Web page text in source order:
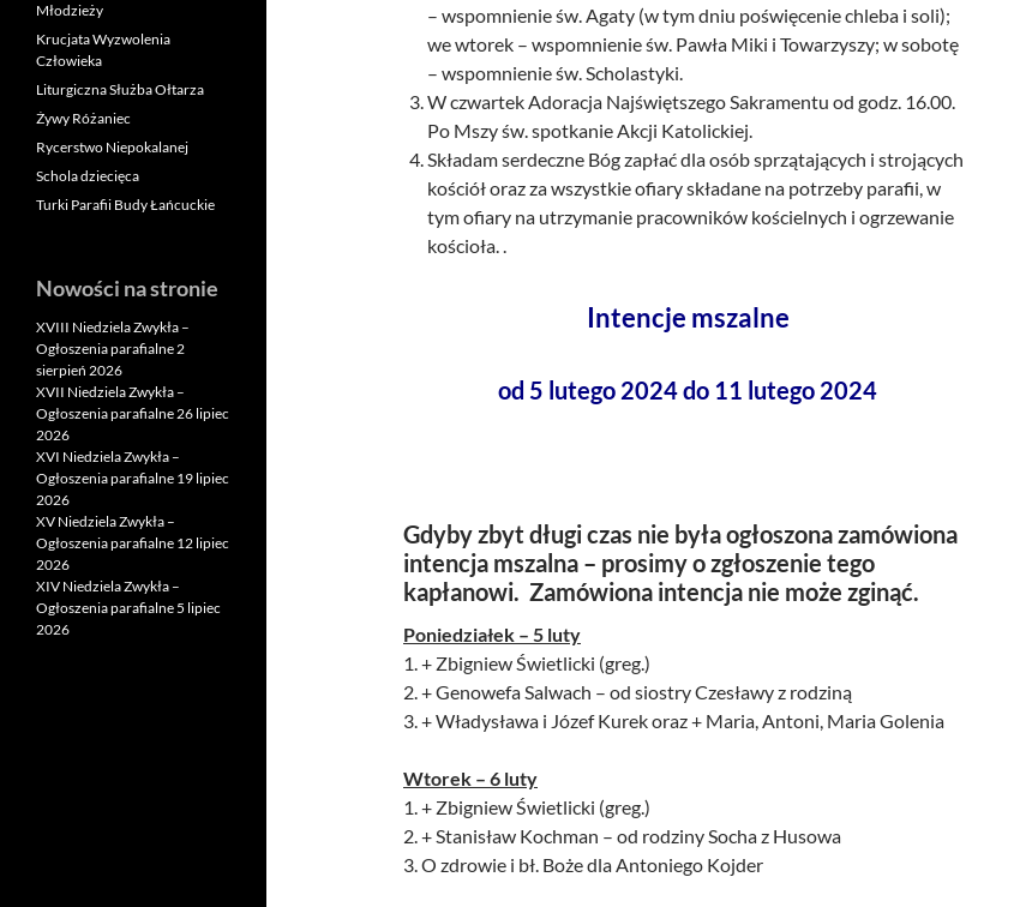
– wspomnienie św. Agaty (w tym dniu poświęcenie chleba i soli);
we wtorek – wspomnienie św. Pawła Miki i Towarzyszy; w sobotę
– wspomnienie św. Scholastyki.
W czwartek Adoracja Najświętszego Sakramentu od godz. 16.00.
Po Mszy św. spotkanie Akcji Katolickiej.
Składam serdeczne Bóg zapłać dla osób sprzątających i strojących
kościół oraz za wszystkie ofiary składane na potrzeby parafii, w
tym ofiary na utrzymanie pracowników kościelnych i ogrzewanie
kościoła. .
Intencje mszalne
od 5 lutego 2024 do 11 lutego 2024
Gdyby zbyt długi czas nie była ogłoszona zamówiona
intencja mszalna – prosimy o zgłoszenie tego
kapłanowi. Zamówiona intencja nie może zginąć.
Poniedziałek – 5 luty
1. + Zbigniew Świetlicki (greg.)
2. + Genowefa Salwach – od siostry Czesławy z rodziną
3. + Władysława i Józef Kurek oraz + Maria, Antoni, Maria Golenia
Wtorek – 6 luty
1. + Zbigniew Świetlicki (greg.)
2. + Stanisław Kochman – od rodziny Socha z Husowa
3. O zdrowie i bł. Boże dla Antoniego Kojder
Młodzieży
Krucjata Wyzwolenia
Człowieka
Liturgiczna Służba Ołtarza
Żywy Różaniec
Rycerstwo Niepokalanej
Schola dziecięca
Turki Parafii Budy Łańcuckie
Nowości na stronie
XVIII Niedziela Zwykła –
Ogłoszenia parafialne 2
sierpień 2026
XVII Niedziela Zwykła –
Ogłoszenia parafialne 26 lipiec
2026
XVI Niedziela Zwykła –
Ogłoszenia parafialne 19 lipiec
2026
XV Niedziela Zwykła –
Ogłoszenia parafialne 12 lipiec
2026
XIV Niedziela Zwykła –
Ogłoszenia parafialne 5 lipiec
2026